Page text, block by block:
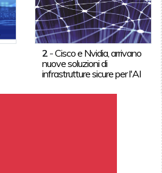
2 -Cisco e Nvidia, arrivano
nuove soluzioni di
infrastrutture sicure per l'AI